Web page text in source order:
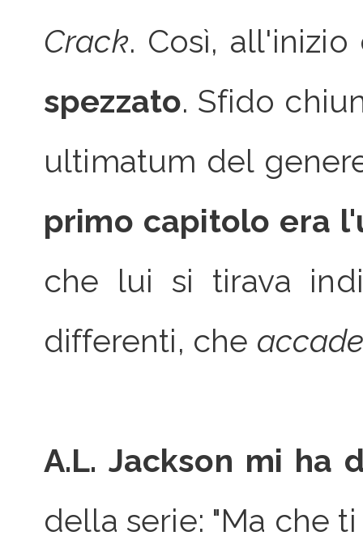
Crack. Così,
spezzato. Sfido
ultimatum del
primo capitolo era
che lui si tirava
differenti, che
A.L. Jackson mi ha
della serie: "Ma che